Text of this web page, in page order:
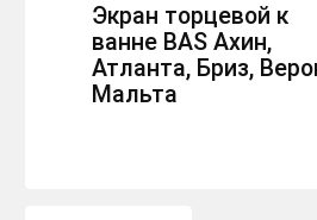
Экран торцевой к
ванне BAS Ахин,
Атланта, Бриз,
Мальта